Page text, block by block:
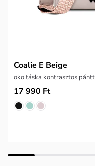
Coalie E Beige
öko táska kontrasztos
17 990 Ft